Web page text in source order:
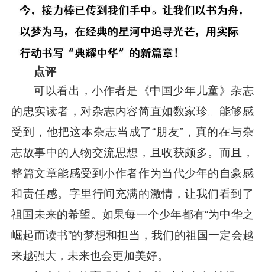
点评
可以看出，小作者是《中国少年儿童》杂志
的忠实读者，对杂志内容简直如数家珍。能够感
受到，他把这本杂志当成了“朋友”，真的在与杂
志故事中的人物交流思想，且收获颇多。而且，
整篇文章能感受到小作者作为当代少年的自豪感
和责任感。字里行间充满的激情，让我们看到了
祖国未来的希望。如果每一个少年都有“为中华之
崛起而读书”的梦想和担当，我们的祖国一定会越
来越强大，未来也会更加美好。